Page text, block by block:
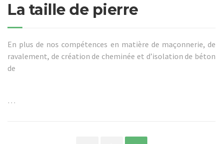
La taille de pierre
En plus de nos compétences en matière de maçonnerie, de
ravalement, de création de cheminée et d’isolation de béton
de
…